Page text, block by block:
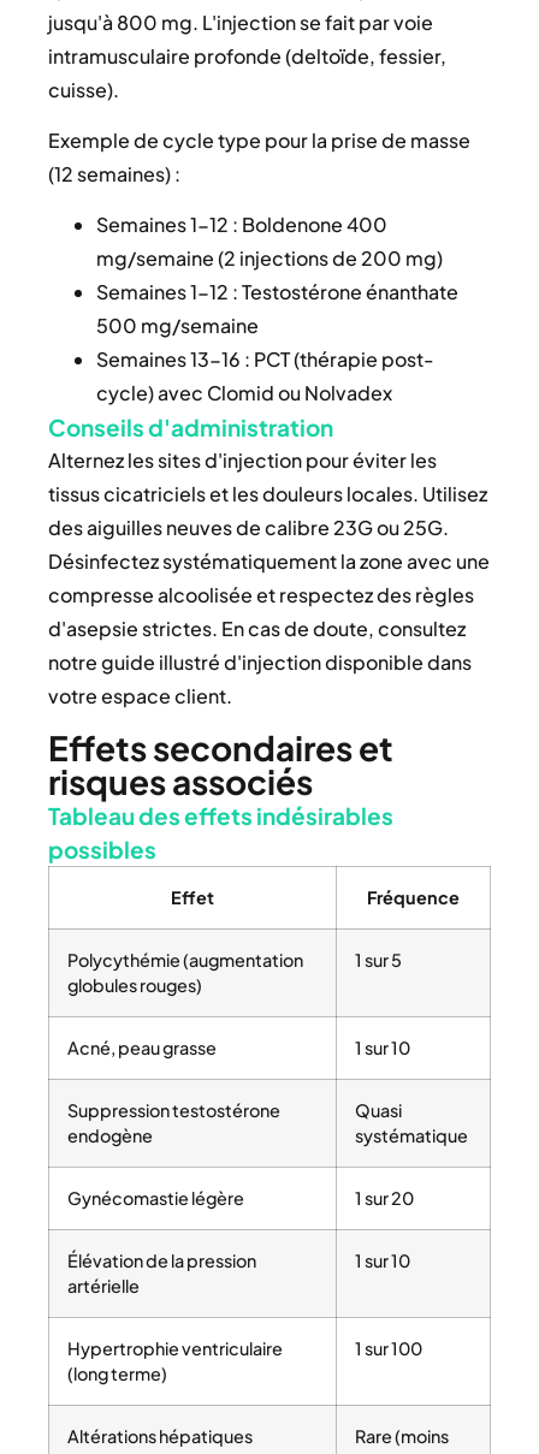
jusqu'à 800 mg. L'injection se fait par voie
intramusculaire profonde (deltoïde, fessier,
cuisse).
Exemple de cycle type pour la prise de masse
(12 semaines) :
Semaines 1-12 : Boldenone 400
mg/semaine (2 injections de 200 mg)
Semaines 1-12 : Testostérone énanthate
500 mg/semaine
Semaines 13-16 : PCT (thérapie post-
cycle) avec Clomid ou Nolvadex
Conseils d'administration
Alternez les sites d'injection pour éviter les
tissus cicatriciels et les douleurs locales. Utilisez
des aiguilles neuves de calibre 23G ou 25G.
Désinfectez systématiquement la zone avec une
compresse alcoolisée et respectez des règles
d'asepsie strictes. En cas de doute, consultez
notre guide illustré d'injection disponible dans
votre espace client.
Effets secondaires et
risques associés
Tableau des effets indésirables
possibles
Effet Fréquence
Polycythémie (augmentation
globules rouges)
1 sur 5
Acné, peau grasse 1 sur 10
Suppression testostérone
endogène
Quasi
systématique
Gynécomastie légère 1 sur 20
Élévation de la pression
artérielle
1 sur 10
Hypertrophie ventriculaire
(long terme)
1 sur 100
Altérations hépatiques
Rare (moins